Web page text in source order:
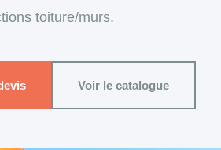
toiture/murs.
Voir le catalogue